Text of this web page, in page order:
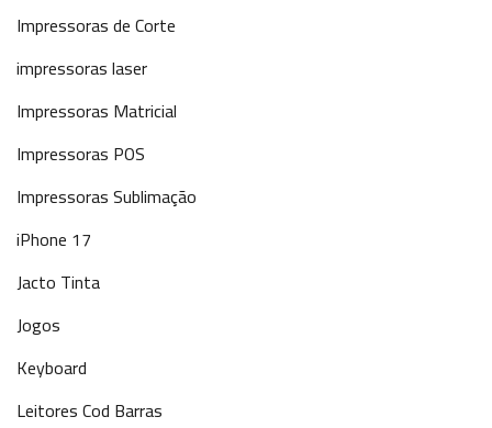
Impressoras de Corte
impressoras laser
Impressoras Matricial
Impressoras POS
Impressoras Sublimação
iPhone 17
Jacto Tinta
Jogos
Keyboard
Leitores Cod Barras